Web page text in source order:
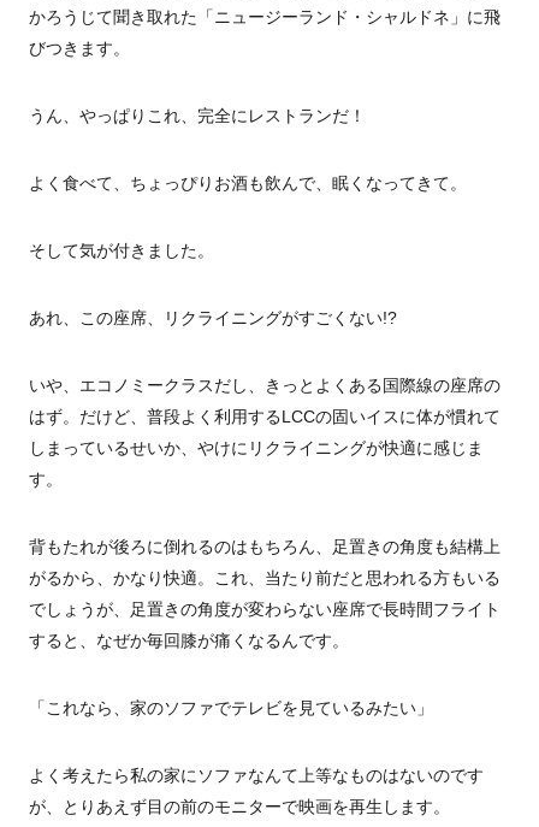
かろうじて聞き取れた「ニュージーランド・シャルドネ」に飛
びつきます。
うん、やっぱりこれ、完全にレストランだ！
よく食べて、ちょっぴりお酒も飲んで、眠くなってきて。
そして気が付きました。
あれ、この座席、リクライニングがすごくない!?
いや、エコノミークラスだし、きっとよくある国際線の座席の
はず。だけど、普段よく利用するLCCの固いイスに体が慣れて
しまっているせいか、やけにリクライニングが快適に感じま
す。
背もたれが後ろに倒れるのはもちろん、足置きの角度も結構上
がるから、かなり快適。これ、当たり前だと思われる方もいる
でしょうが、足置きの角度が変わらない座席で長時間フライト
すると、なぜか毎回膝が痛くなるんです。
「これなら、家のソファでテレビを見ているみたい」
よく考えたら私の家にソファなんて上等なものはないのです
が、とりあえず目の前のモニターで映画を再生します。